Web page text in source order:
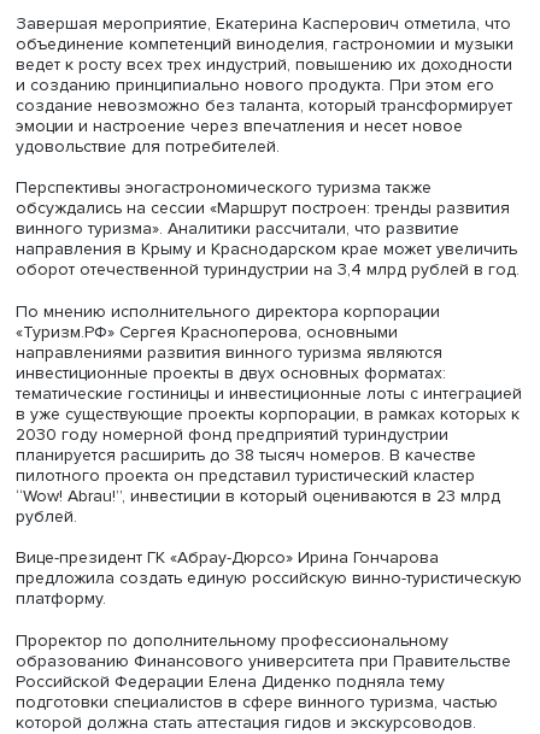
Медников.
«В тот момент, когда автор типа Григория Лепса
музыкальный шедевр, мы сможем сказать, что
виноделие состоялось, причем стало не просто
продуктом, но и общероссийским феноменом», —
Дмитрий Медников, фото: Высшая школа экономики
В целом же речь идет о том, чтобы доставлять людям
подчеркнул Дмитрий Медников: «У той радости,
доставляем людям коллективно, есть определенного